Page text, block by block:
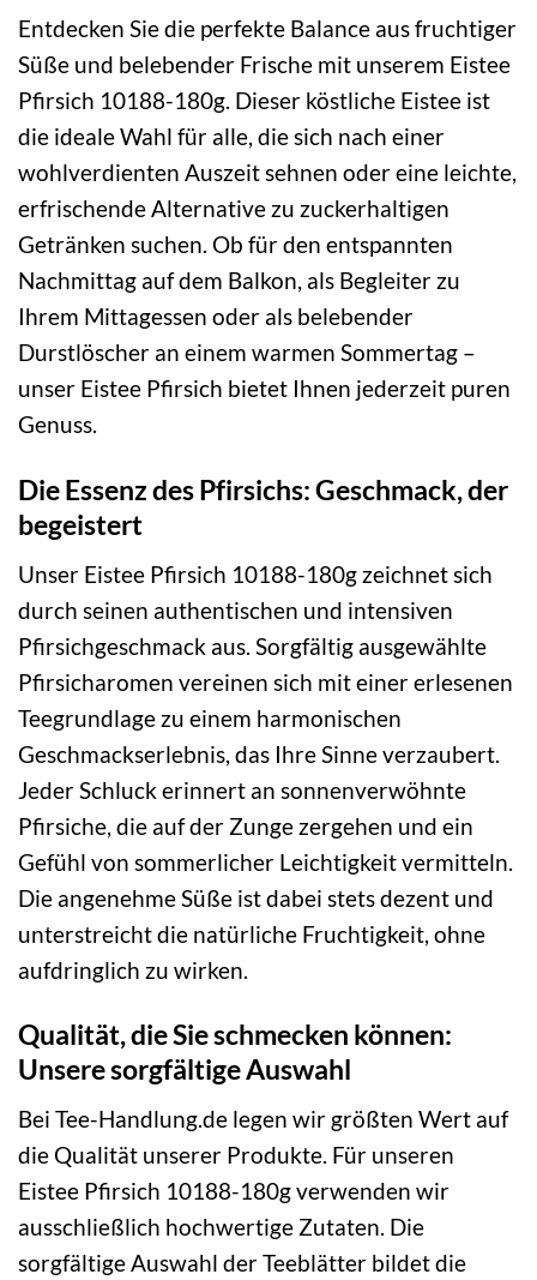
Entdecken Sie die perfekte Balance aus fruchtiger
Süße und belebender Frische mit unserem Eistee
Pfirsich 10188-180g. Dieser köstliche Eistee ist
die ideale Wahl für alle, die sich nach einer
wohlverdienten Auszeit sehnen oder eine leichte,
erfrischende Alternative zu zuckerhaltigen
Getränken suchen. Ob für den entspannten
Nachmittag auf dem Balkon, als Begleiter zu
Ihrem Mittagessen oder als belebender
Durstlöscher an einem warmen Sommertag –
unser Eistee Pfirsich bietet Ihnen jederzeit puren
Genuss.
Die Essenz des Pfirsichs: Geschmack, der
begeistert
Unser Eistee Pfirsich 10188-180g zeichnet sich
durch seinen authentischen und intensiven
Pfirsichgeschmack aus. Sorgfältig ausgewählte
Pfirsicharomen vereinen sich mit einer erlesenen
Teegrundlage zu einem harmonischen
Geschmackserlebnis, das Ihre Sinne verzaubert.
Jeder Schluck erinnert an sonnenverwöhnte
Pfirsiche, die auf der Zunge zergehen und ein
Gefühl von sommerlicher Leichtigkeit vermitteln.
Die angenehme Süße ist dabei stets dezent und
unterstreicht die natürliche Fruchtigkeit, ohne
aufdringlich zu wirken.
Qualität, die Sie schmecken können:
Unsere sorgfältige Auswahl
Bei Tee-Handlung.de legen wir größten Wert auf
die Qualität unserer Produkte. Für unseren
Eistee Pfirsich 10188-180g verwenden wir
ausschließlich hochwertige Zutaten. Die
sorgfältige Auswahl der Teeblätter bildet die